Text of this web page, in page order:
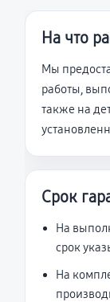
На что
Мы
работы,
также на
Срок
На
срок
На